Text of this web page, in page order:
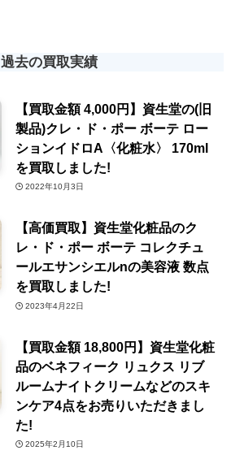
過去の買取実績
【買取金額 4,000円】資生堂の(旧
製品)クレ・ド・ポー ボーテ ロー
ションイドロA〈化粧水〉 170ml
を買取しました!
2022年10月3日
【高価買取】資生堂化粧品のク
レ・ド・ポー ボーテ コレクチュ
ールエサンシエルnの美容液 数点
を買取しました!
2023年4月22日
【買取金額 18,800円】資生堂化粧
品のベネフィーク リュクス リブ
ルームナイトクリームなどのスキ
ンケア4点をお売りいただきまし
た!
2025年2月10日